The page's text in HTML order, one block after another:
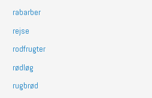
rabarber
rejse
rodfrugter
rødløg
rugbrød